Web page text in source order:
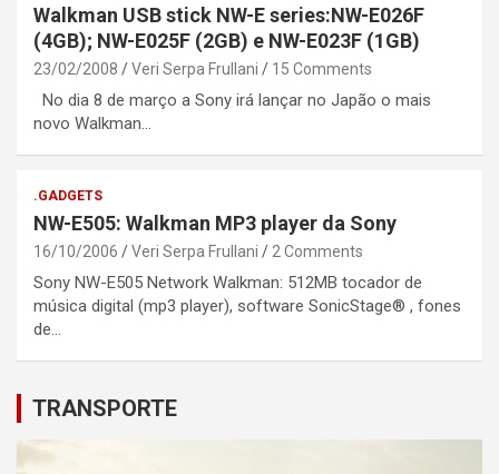
Walkman USB stick NW-E series:NW-E026F
(4GB); NW-E025F (2GB) e NW-E023F (1GB)
23/02/2008 Veri Serpa Frullani 15 Comments
No dia 8 de março a Sony irá lançar no Japão o mais
novo Walkman…
.GADGETS
NW-E505: Walkman MP3 player da Sony
16/10/2006 Veri Serpa Frullani 2 Comments
Sony NW-E505 Network Walkman: 512MB tocador de
música digital (mp3 player), software SonicStage® , fones
de…
TRANSPORTE